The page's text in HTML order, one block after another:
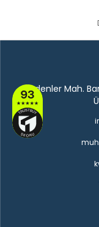
Madenler Mah.